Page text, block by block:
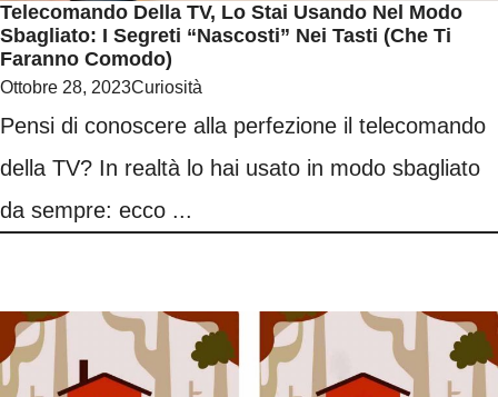
Telecomando Della TV, Lo Stai Usando Nel Modo
Sbagliato: I Segreti “nascosti” Nei Tasti (che Ti
Faranno Comodo)
Ottobre 28, 2023Curiosità
Pensi di conoscere alla perfezione il telecomando
della TV? In realtà lo hai usato in modo sbagliato
da sempre: ecco ...